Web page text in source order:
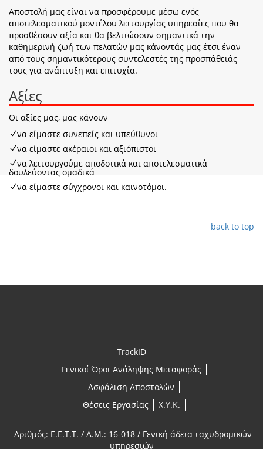
Αποστολή μας είναι να προσφέρουμε μέσω ενός
αποτελεσματικού μοντέλου λειτουργίας υπηρεσίες που θα
προσθέσουν αξία και θα βελτιώσουν σημαντικά την
καθημερινή ζωή των πελατών μας κάνοντάς μας έτσι έναν
από τους σημαντικότερους συντελεστές της προσπάθειάς
τους για ανάπτυξη και επιτυχία.
Αξίες
Οι αξίες μας, μας κάνουν
να είμαστε συνεπείς και υπεύθυνοι
να είμαστε ακέραιοι και αξιόπιστοι
να λειτουργούμε αποδοτικά και αποτελεσματικά
δουλεύοντας ομαδικά
να είμαστε σύγχρονοι και καινοτόμοι.
back to top
TrackID
Γενικοί Όροι Ανάληψης Μεταφοράς
Ασφάλιση Αποστολών
Θέσεις Εργασίας
X.Y.K.
Αριθμός: E.E.T.T. / A.M.: 16-018 / Γενική άδεια ταχυδρομικών
υπηρεσιών